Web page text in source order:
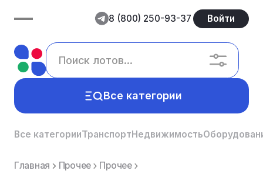
8 (800) 250-93-37 Войти
Все категории
Все категорииТранспортНедвижимость
Главная Прочее
Прочее